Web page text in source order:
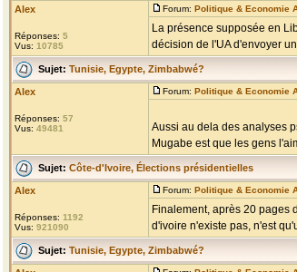
Alex
Réponses: 5
Vus: 10785
Forum: Politique & Economie
La présence supposée en
décision de l'UA d'envoyer
Sujet: Tunisie, Egypte, Zimbabwé?
Alex
Réponses: 57
Vus: 49481
Forum: Politique & Economie
Aussi au dela des analyses
Mugabe est que les gens
Sujet: Côte-d'Ivoire, Élections présidentielles
Alex
Réponses: 1192
Vus: 921090
Forum: Politique & Economie
Finalement, après 20 pages
d'ivoire n'existe pas, n'est
Sujet: Tunisie, Egypte, Zimbabwé?